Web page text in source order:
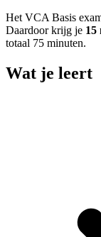
Het VCA Basis
Daardoor krijg je 15
totaal 75 minuten.
Wat je leert